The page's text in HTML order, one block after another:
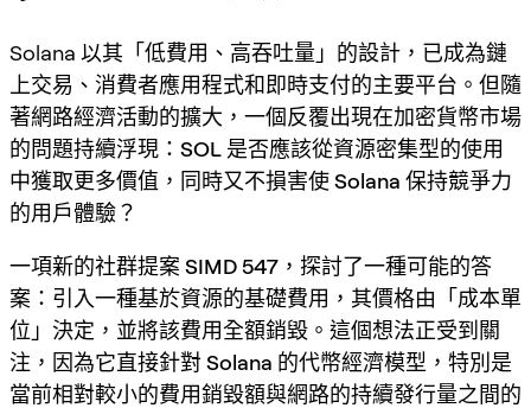
Solana 以其「低費用、高吞吐量」的設計，已成為鏈
上交易、消費者應用程式和即時支付的主要平台。但隨
著網路經濟活動的擴大，一個反覆出現在加密貨幣市場
的問題持續浮現： SOL 是否應該從資源密集型的使用
中獲取更多價值，同時又不損害使 Solana 保持競爭力
的用戶體驗？
一項新的社群提案 SIMD 547 ，探討了一種可能的答
案： 引入一種基於資源的基礎費用，其價格由「成本單
位」決定，並將該費用全額銷毀 。這個想法正受到關
注，因為它直接針對Solana 的代幣經濟模型 ，特別是
當前相對較小的費用銷毀額與網路的持續發行量之間的